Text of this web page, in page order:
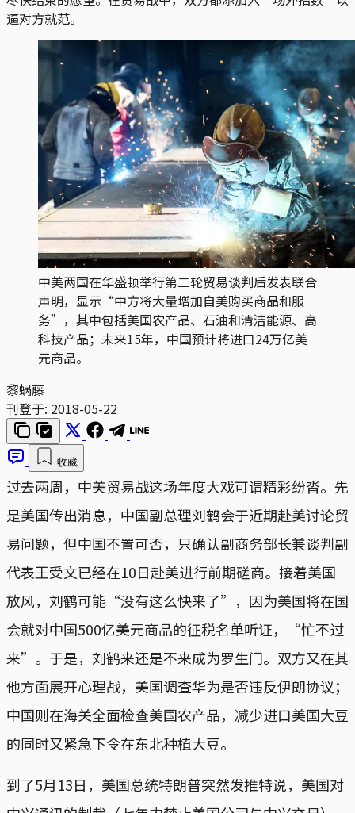
逼对方就范。
中美两国在华盛顿举行第二轮贸易谈判后发表联合
声明，显示“中方将大量增加自美购买商品和服
务”，其中包括美国农产品、石油和清洁能源、高
科技产品；未来15年，中国预计将进口24万亿美
元商品。
黎蜗藤
刊登于: 2018-05-22
收藏
过去两周，中美贸易战这场年度大戏可谓精彩纷沓。先
是美国传出消息，中国副总理刘鹤会于近期赴美讨论贸
易问题，但中国不置可否，只确认副商务部长兼谈判副
代表王受文已经在10日赴美进行前期磋商。接着美国
放风，刘鹤可能“没有这么快来了”，因为美国将在国
会就对中国500亿美元商品的征税名单听证，“忙不过
来”。于是，刘鹤来还是不来成为罗生门。双方又在其
他方面展开心理战，美国调查华为是否违反伊朗协议；
中国则在海关全面检查美国农产品，减少进口美国大豆
的同时又紧急下令在东北种植大豆。
到了5月13日，美国总统特朗普突然发推特说，美国对